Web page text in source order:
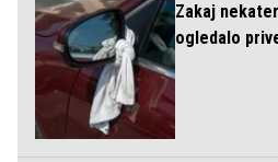
Zakaj
ogledalo